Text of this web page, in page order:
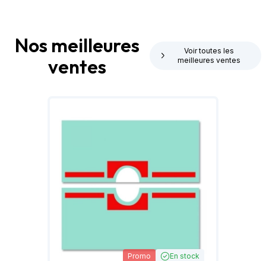
Nos meilleures
ventes
Voir toutes les
meilleures ventes
Promo En stock